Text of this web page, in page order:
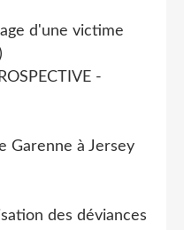
d'une victime
-
Garenne à Jersey
des déviances